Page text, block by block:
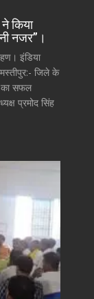
किया
नजर”।
इंडिया
जिले के
का सफल
प्रमोद सिंह